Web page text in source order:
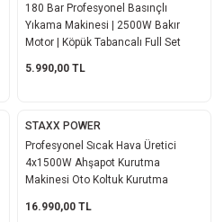
180 Bar Profesyonel Basınçlı
Yıkama Makinesi | 2500W Bakır
Motor | Köpük Tabancalı Full Set
5.990,00 TL
STAXX POWER
Profesyonel Sıcak Hava Üretici
4x1500W Ahşapot Kurutma
Makinesi Oto Koltuk Kurutma
16.990,00 TL